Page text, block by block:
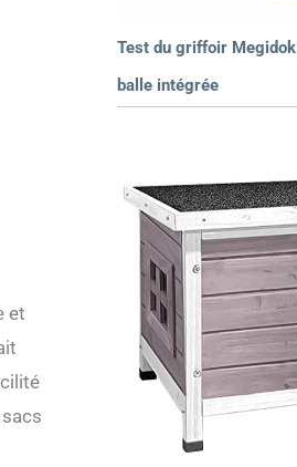
et
Test du griffoir
balle intégrée